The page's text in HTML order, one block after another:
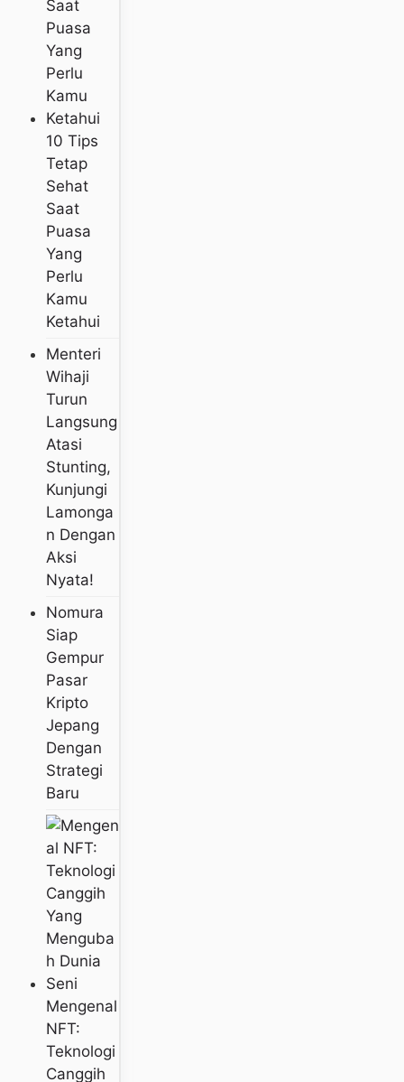
10 Tips
Tetap
Sehat
Saat
Puasa
Yang
Perlu
Kamu
Ketahui
Menteri
Wihaji
Turun
Langsung
Atasi
Stunting,
Kunjungi
Lamonga
N Dengan
Aksi
Nyata!
Nomura
Siap
Gempur
Pasar
Kripto
Jepang
Dengan
Strategi
Baru
Mengenal
NFT:
Teknologi
Canggih